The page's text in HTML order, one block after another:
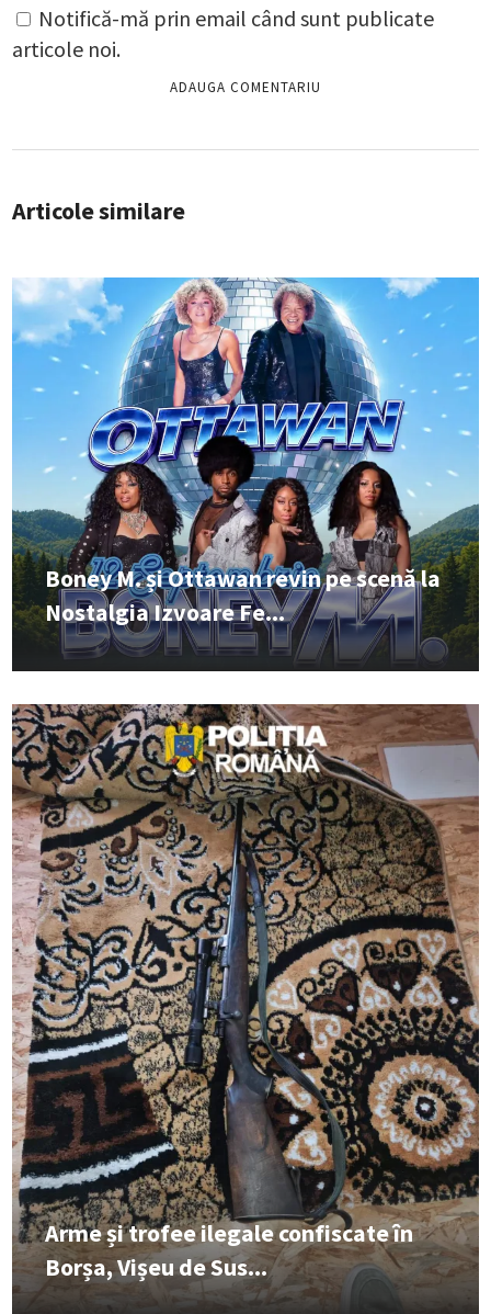
Notifică-mă prin email când sunt publicate
articole noi.
Articole similare
Boney M. și Ottawan revin pe scenă la
Nostalgia Izvoare Fe...
Arme și trofee ilegale confiscate în
Borșa, Vișeu de Sus...